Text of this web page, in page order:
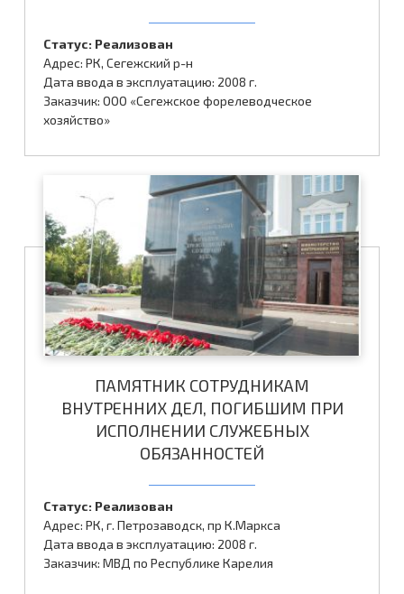
Статус: Реализован
Адрес: РК, Сегежский р-н
Дата ввода в эксплуатацию: 2008 г.
Заказчик: ООО «Сегежское форелеводческое
хозяйство»
ПАМЯТНИК СОТРУДНИКАМ
ВНУТРЕННИХ ДЕЛ, ПОГИБШИМ ПРИ
ИСПОЛНЕНИИ СЛУЖЕБНЫХ
ОБЯЗАННОСТЕЙ
Статус: Реализован
Адрес: РК, г. Петрозаводск, пр К.Маркса
Дата ввода в эксплуатацию: 2008 г.
Заказчик: МВД по Республике Карелия